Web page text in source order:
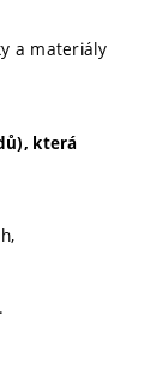
a materiály
která